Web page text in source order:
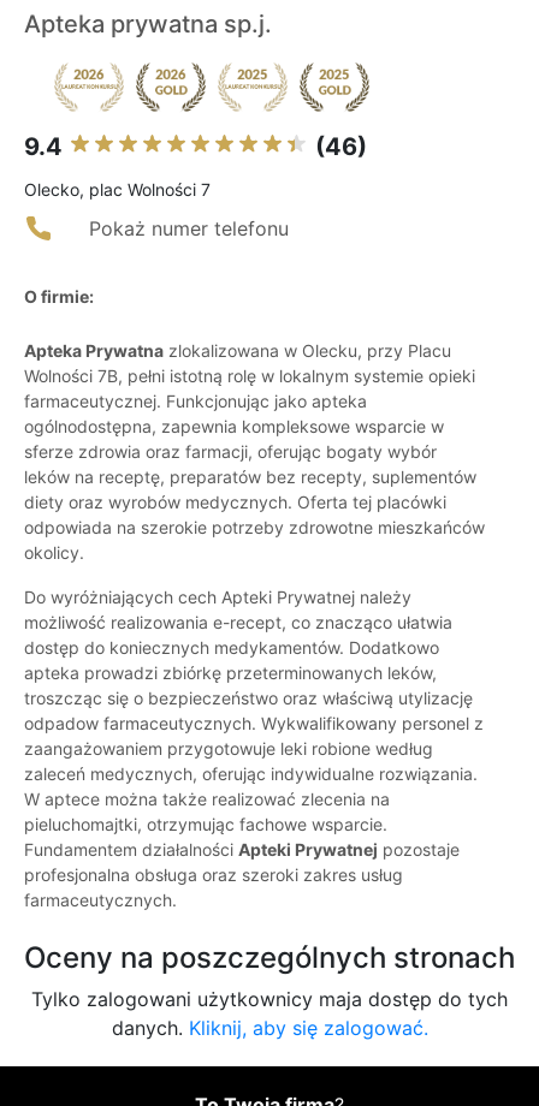
Apteka prywatna sp.j.
9.4 (46)
Olecko, plac Wolności 7
Pokaż numer telefonu
O firmie:
Apteka Prywatna zlokalizowana w Olecku, przy Placu
Wolności 7B, pełni istotną rolę w lokalnym systemie opieki
farmaceutycznej. Funkcjonując jako apteka
ogólnodostępna, zapewnia kompleksowe wsparcie w
sferze zdrowia oraz farmacji, oferując bogaty wybór
leków na receptę, preparatów bez recepty, suplementów
diety oraz wyrobów medycznych. Oferta tej placówki
odpowiada na szerokie potrzeby zdrowotne mieszkańców
okolicy.
Do wyróżniających cech Apteki Prywatnej należy
możliwość realizowania e-recept, co znacząco ułatwia
dostęp do koniecznych medykamentów. Dodatkowo
apteka prowadzi zbiórkę przeterminowanych leków,
troszcząc się o bezpieczeństwo oraz właściwą utylizację
odpadow farmaceutycznych. Wykwalifikowany personel z
zaangażowaniem przygotowuje leki robione według
zaleceń medycznych, oferując indywidualne rozwiązania.
W aptece można także realizować zlecenia na
pieluchomajtki, otrzymując fachowe wsparcie.
Fundamentem działalności Apteki Prywatnej pozostaje
profesjonalna obsługa oraz szeroki zakres usług
farmaceutycznych.
Oceny na poszczególnych stronach
Tylko zalogowani użytkownicy maja dostęp do tych
danych. Kliknij, aby się zalogować.